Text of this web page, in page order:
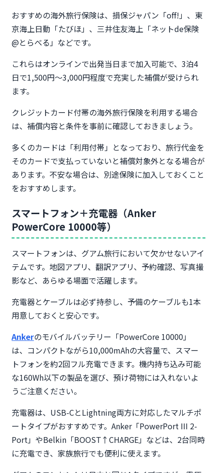
おすすめの海外旅行保険は、損保ジャパン「off!」、東
京海上日動「たびほ」、三井住友海上「ネットde保険
@とらべる」などです。
これらはオンラインで出発当日まで加入可能で、3泊4
日で1,500円〜3,000円程度で充実した補償が受けられ
ます。
クレジットカード付帯の海外旅行保険を利用する場合
は、補償内容と条件を事前に確認しておきましょう。
多くのカードは「利用付帯」となっており、旅行代金を
そのカードで支払っていないと補償対象外となる場合が
あります。不安な場合は、別途保険に加入しておくこと
をおすすめします。
スマートフォン＋充電器（Anker
PowerCore 10000等）
スマートフォンは、グアム旅行において欠かせないアイ
テムです。地図アプリ、翻訳アプリ、予約確認、写真撮
影など、あらゆる場面で活躍します。
充電器とケーブルは必ず持参し、予備のケーブルも1本
用意しておくと安心です。
Ankerのモバイルバッテリー「PowerCore 10000」
は、コンパクトながら10,000mAhの大容量で、スマー
トフォンを約2回フル充電できます。機内持ち込み可能
な160Wh以下の製品を選び、預け荷物には入れないよ
うご注意ください。
充電器は、USB-CとLightning両方に対応したマルチポ
ートタイプがおすすめです。Anker「PowerPort III 2-
Port」やBelkin「BOOST↑CHARGE」などは、2台同時
に充電でき、家族旅行でも便利に使えます。